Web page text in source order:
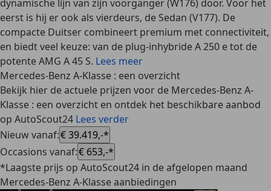
dynamische lijn van zijn voorganger (W176) door. Voor het
eerst is hij er ook als vierdeurs, de Sedan (V177). De
compacte Duitser combineert premium met connectiviteit,
en biedt veel keuze: van de plug-inhybride A 250 e tot de
potente AMG A 45 S. Lees meer
Mercedes-Benz A-Klasse : een overzicht
Bekijk hier de actuele prijzen voor de Mercedes-Benz A-
Klasse : een overzicht en ontdek het beschikbare aanbod
op AutoScout24 Lees verder
Nieuw vanaf:€ 39.419,-*
Occasions vanaf:€ 653,-*
*Laagste prijs op AutoScout24 in de afgelopen maand
Mercedes-Benz A-Klasse aanbiedingen